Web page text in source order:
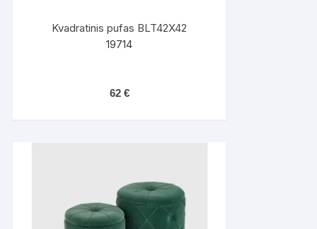
Kvadratinis pufas BLT42X42
19714
62 €